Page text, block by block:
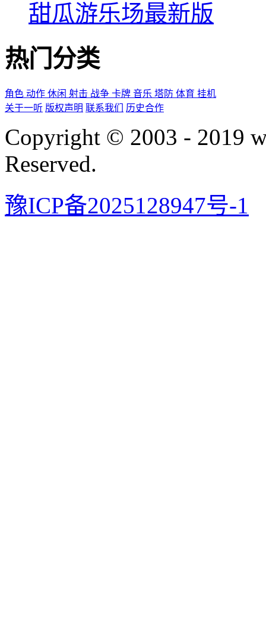
甜瓜游乐场最新版
热门分类
角色 动作 休闲 射击 战争 卡牌 音乐 塔防 体育 挂机
关于一听 版权声明 联系我们 历史合作
Copyright © 2003 - 2019
Reserved.
豫ICP备2025128947号-1